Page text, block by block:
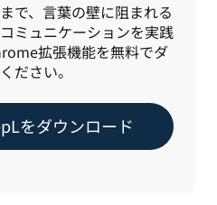
で、言葉の壁に阻まれる
ミュニケーションを実践
拡張機能を無料でダ
ださい。
をダウンロード